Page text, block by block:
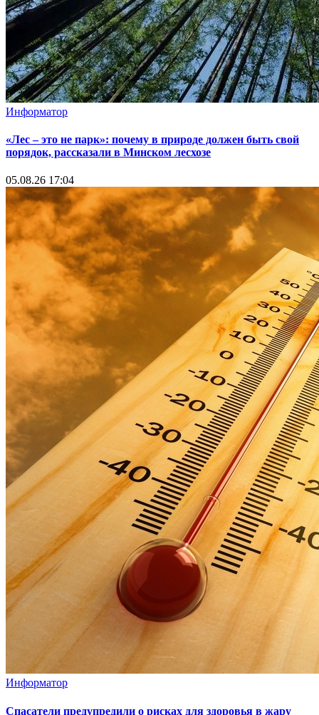
Информатор
«Лес – это не парк»: почему в природе должен быть свой
порядок, рассказали в Минском лесхозе
05.08.26 17:04
Информатор
Спасатели предупредили о рисках для здоровья в жару